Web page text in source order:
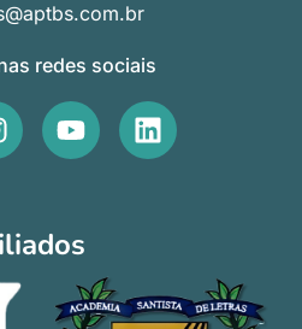
redes sociais
g
a
Y
o
b
e
L
i
i
n